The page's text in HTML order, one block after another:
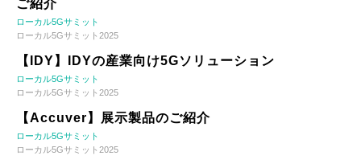
ご紹介
ローカル5Gサミット
ローカル5Gサミット2025
【IDY】IDYの産業向け5Gソリューション
ローカル5Gサミット
ローカル5Gサミット2025
【Accuver】展示製品のご紹介
ローカル5Gサミット
ローカル5Gサミット2025